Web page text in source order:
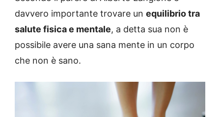
davvero importante trovare un equilibrio tra
salute fisica e mentale, a detta sua non è
possibile avere una sana mente in un corpo
che non è sano.